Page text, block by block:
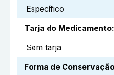
Específico
Tarja do Medicamento:
Sem tarja
Forma de Conservação